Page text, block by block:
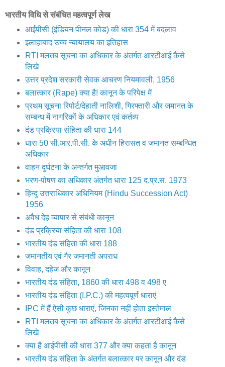
भारतीय विधि से संबंधित महत्वपूर्ण लेख
आईपीसी (इंडियन पीनल कोड) की धारा 354 में बदलाव
इलाहाबाद उच्च न्यायालय का इतिहास
RTI मलतब सूचना का अधिकार के अंतर्गत आरटीआई कैसे
लिखे
उत्तर प्रदेश सरकारी सेवक आचरण नियमावली, 1956
बलात्कार (Rape) क्या है! कानून के परिपेक्ष में
प्रथम सूचना रिपोर्ट/देहाती नालिशी, गिरफ्तारी और जमानत के
सम्बन्ध में नागरिकों के अधिकार एवं कर्तव्य
दंड प्रक्रिया संहिता की धारा 144
धारा 50 सी.आर.पी.सी. के अधीन हिरासत व जमानत सम्बन्धित
अधिकार
वाहन दुर्घटना के अन्तर्गत मुआवजा
भरण-पोषण का अधिकार अंतर्गत धारा 125 द.प्र.स. 1973
हिन्दु उत्तराधिकार अधिनियम (Hindu Succession Act)
1956
अवैध देह व्यापार से संबंधी कानून
दंड प्रक्रिया संहिता की धारा 108
भारतीय दंड संहिता की धारा 188
जमानतीय एवं गैर जमानती अपराध
विवाह, दहेज और कानून
भारतीय दंड संहिता, 1860 की धारा 498 व 498 ए
भारतीय दंड संहिता (I.P.C.) की महत्वपूर्ण धाराएं
IPC में हैं ऐसी कुछ धाराएं, जिनका नहीं होता इस्तेमाल
RTI मलतब सूचना का अधिकार के अंतर्गत आरटीआई कैसे
लिखे
क्‍या है आईपीसी की धारा 377 और क्या कहता है कानून
भारतीय दंड संहिता के अंतर्गत बलात्कार पर कानून और दंड